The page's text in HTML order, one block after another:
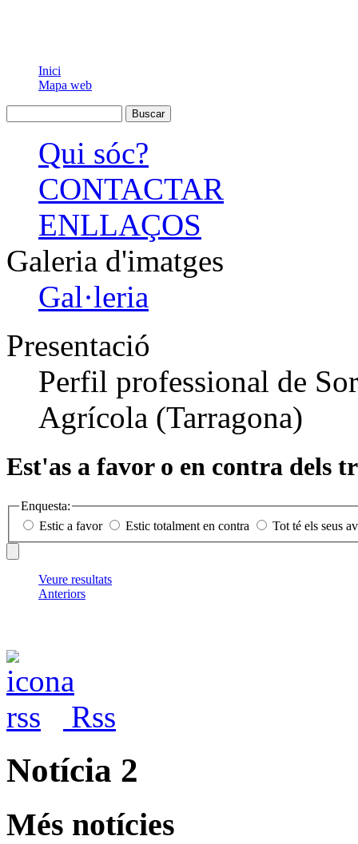
Inici
Mapa web
Qui sóc?
CONTACTAR
ENLLAÇOS
Galeria d'imatges
Gal·leria
Presentació
Perfil professional de
Agrícola (Tarragona)
Est'as a favor o en contra dels
Enquesta:
Estic a favor
Estic totalment en contra Tot té els seus
Veure resultats
Anteriors
Rss
Notícia 2
Més notícies